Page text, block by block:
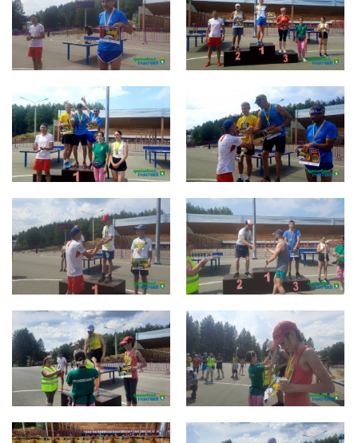
photo_2022-07-11_14-43-08 (2) photo_2022-07-11_14-43-08 (3)
photo_2022-07-11_14-43-08 (5) photo_2022-07-11_14-43-08
photo_2022-07-11_14-43-09 (4) photo_2022-07-11_14-43-09
photo_2022-07-11_14-43-10 (2) photo_2022-07-11_14-43-10 (3)